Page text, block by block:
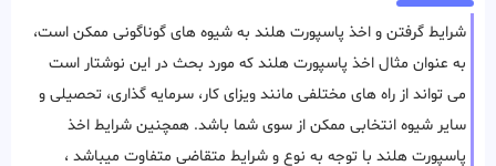
شرایط گرفتن و اخذ پاسپورت هلند به شیوه های گوناگونی ممکن است،
به عنوان مثال اخذ پاسپورت هلند که مورد بحث در این نوشتار است
می تواند از راه های مختلفی مانند ویزای کار، سرمایه گذاری، تحصیلی و
سایر شیوه انتخابی ممکن از سوی شما باشد. همچنین شرایط اخذ
پاسپورت هلند با توجه به نوع و شرایط متقاضی متفاوت میباشد ،